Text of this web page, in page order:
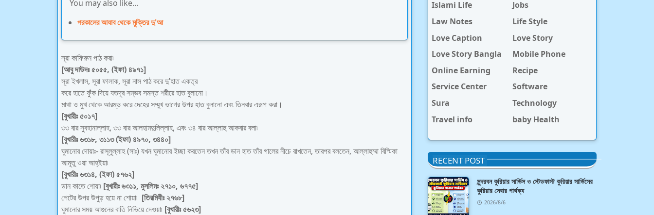
You may also like...
পরকালের আযাব থেকে মুক্তির দু'আ
সূরা কাফিরুন পাঠ করা৷
[আবু দাউদঃ ৫০৫৫, (ইফা) ৪৯৭১]
সূরা ইখলাস, সূরা ফালাক, সূরা নাস পাঠ করে দু’হাত একত্র
করে হাতে ফুঁক দিয়ে যতদূর সম্ভব সমস্ত শরীরে হাত বুলানো।
মাথা ও মুখ থেকে আরম্ভ করে দেহের সম্মুখ ভাগের উপর হাত বুলানো এবং তিনবার এরূপ করা।
[বুখারীঃ ৫০১৭]
৩৩ বার সুবহানাল্লাহ, ৩৩ বার আলহামদুলিল্লাহ, এবং ৩৪ বার আল্লাহু আকবার বলা৷
[বুখারীঃ ৬৩১৮, ৩১১৩ (ইফা) ৪৯৭০, ৩৪৪০]
ঘুমানোর দোয়াঃ- রাসূলুল্লাহ (সাঃ) যখন ঘুমানোর ইচ্ছা করতেন তখন তাঁর ডান হাত তাঁর গালের নীচে রাখতেন, তারপর বলতেন, আল্লাহুম্মা বিস্মিকা
আমূতু ওয়া আহ্ইয়া৷
[বুখারীঃ ৬৩১৪, (ইফা) ৫৭৬২]
ডান কাতে শোয়া৷ [বুখারীঃ ৬৩১১, মুসলিমঃ ২৭১০, ৬৭৭৫]
পেটের উপর উপুড় হয়ে না শোয়া৷ [তিরমিযীঃ ২৭৬৮]
ঘুমানোর সময় আগুনের বাতি নিভিয়ে দেওয়া৷ [বুখারীঃ ৫৬২৩]
Islami Life
Jobs
Law Notes
Life Style
Love Caption
Love Story
Love Story Bangla
Mobile Phone
Online Earning
Recipe
Service Center
Software
Sura
Technology
Travel info
baby Health
RECENT POST
সুন্দরবন কুরিয়ার সার্ভিস ও স্টেডফাস্ট কুরিয়ার সার্ভিসের
কুরিয়ার সেবার পার্থক্য
2026/8/6